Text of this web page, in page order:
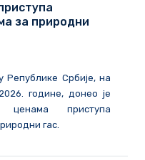
за природни
Републике Србије, на
године, донео је
приступа
гас.